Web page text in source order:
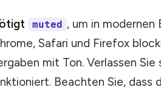
muted , um in modernen
Safari und Firefox
mit Ton. Verlassen Sie
Beachten Sie, dass